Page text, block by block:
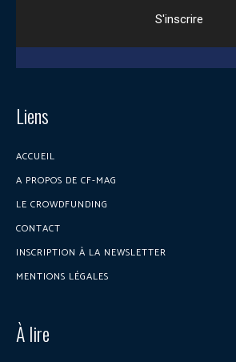
Liens
ACCUEIL
A PROPOS DE CF-MAG
LE CROWDFUNDING
CONTACT
INSCRIPTION À LA NEWSLETTER
MENTIONS LÉGALES
À lire